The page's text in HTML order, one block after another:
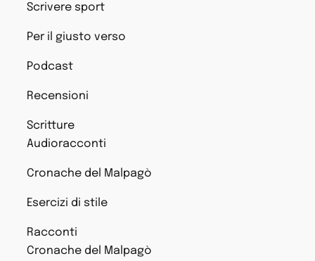
Scrivere sport
Per il giusto verso
Podcast
Recensioni
Scritture
Audioracconti
Cronache del Malpagò
Esercizi di stile
Racconti
Cronache del Malpagò